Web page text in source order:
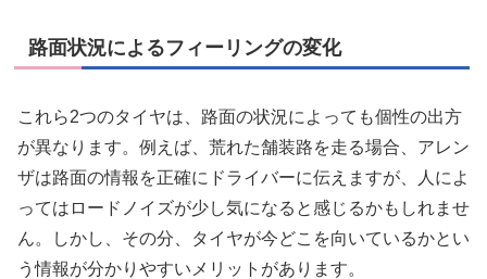
路面状況によるフィーリングの変化
これら2つのタイヤは、路面の状況によっても個性の出方
が異なります。例えば、荒れた舗装路を走る場合、アレン
ザは路面の情報を正確にドライバーに伝えますが、人によ
ってはロードノイズが少し気になると感じるかもしれませ
ん。しかし、その分、タイヤが今どこを向いているかとい
う情報が分かりやすいメリットがあります。